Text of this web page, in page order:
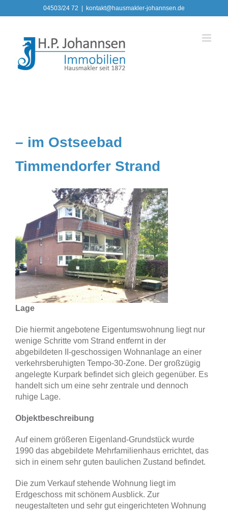
Inhalt
04503/24 72 kontakt@hausmakler-johannsen.de
– im Ostseebad
Timmendorfer Strand
Lage
Die hiermit angebotene Eigentumswohnung liegt nur
wenige Schritte vom Strand entfernt in der
abgebildeten II-geschossigen Wohnanlage an einer
verkehrsberuhigten Tempo-30-Zone. Der großzügig
angelegte Kurpark befindet sich gleich gegenüber. Es
handelt sich um eine sehr zentrale und dennoch
ruhige Lage.
Objektbeschreibung
Auf einem größeren Eigenland-Grundstück wurde
1990 das abgebildete Mehrfamilienhaus errichtet, das
sich in einem sehr guten baulichen Zustand befindet.
Die zum Verkauf stehende Wohnung liegt im
Erdgeschoss mit schönem Ausblick. Zur
neugestalteten und sehr gut eingerichteten Wohnung